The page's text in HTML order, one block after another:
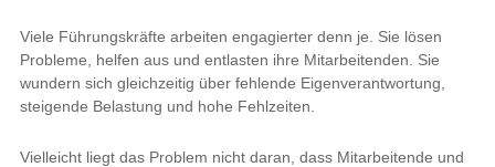
Viele Führungskräfte arbeiten engagierter denn je. Sie lösen
Probleme, helfen aus und entlasten ihre Mitarbeitenden. Sie
wundern sich gleichzeitig über fehlende Eigenverantwortung,
steigende Belastung und hohe Fehlzeiten.
Vielleicht liegt das Problem nicht daran, dass Mitarbeitende und